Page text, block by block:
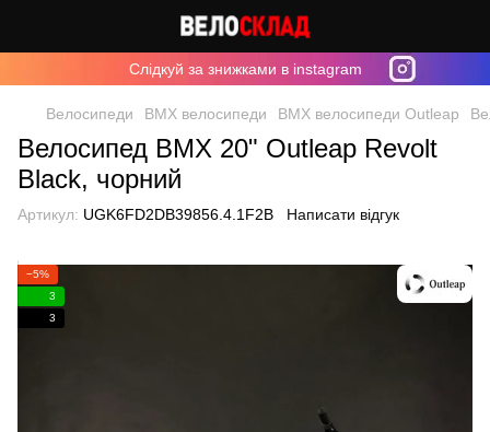
Cлідкуй за знижками в instagram
Велосипеди BMX велосипеди BMX велосипеди Outleap
Велосипед BMX 20" Outleap Revolt
Black, чорний
Артикул: UGK6FD2DB39856.4.1F2B Написати відгук
−5%
3
3